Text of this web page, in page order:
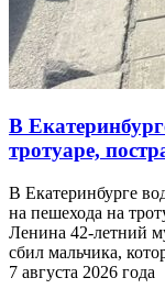
В
тротуаре,
В Екатеринбурге
на пешехода на
Ленина 42-летний
сбил мальчика,
7 августа 2026 года